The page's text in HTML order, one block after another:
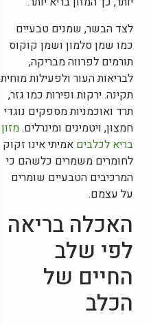
לצד הבשר, שמנים טבעיים
כמו שמן סלמון ושמן קוקוס
תורמים לפרווה מבריקה,
לבריאות העור ולפעילות מוחית
תקינה. ירקות ופירות כמו גזר,
תרד ואוכמניות מספקים נוגדי
חמצון, ויטמינים ומינרלים.מזון
בריא לכלבים אמיתי אינו זקוק
לחומרים משמרים כלשהם כי
המרכיבים הטבעיים שומרים
על עצמם.
האכלה בריאה
לפי שלב
החיים של
הכלב